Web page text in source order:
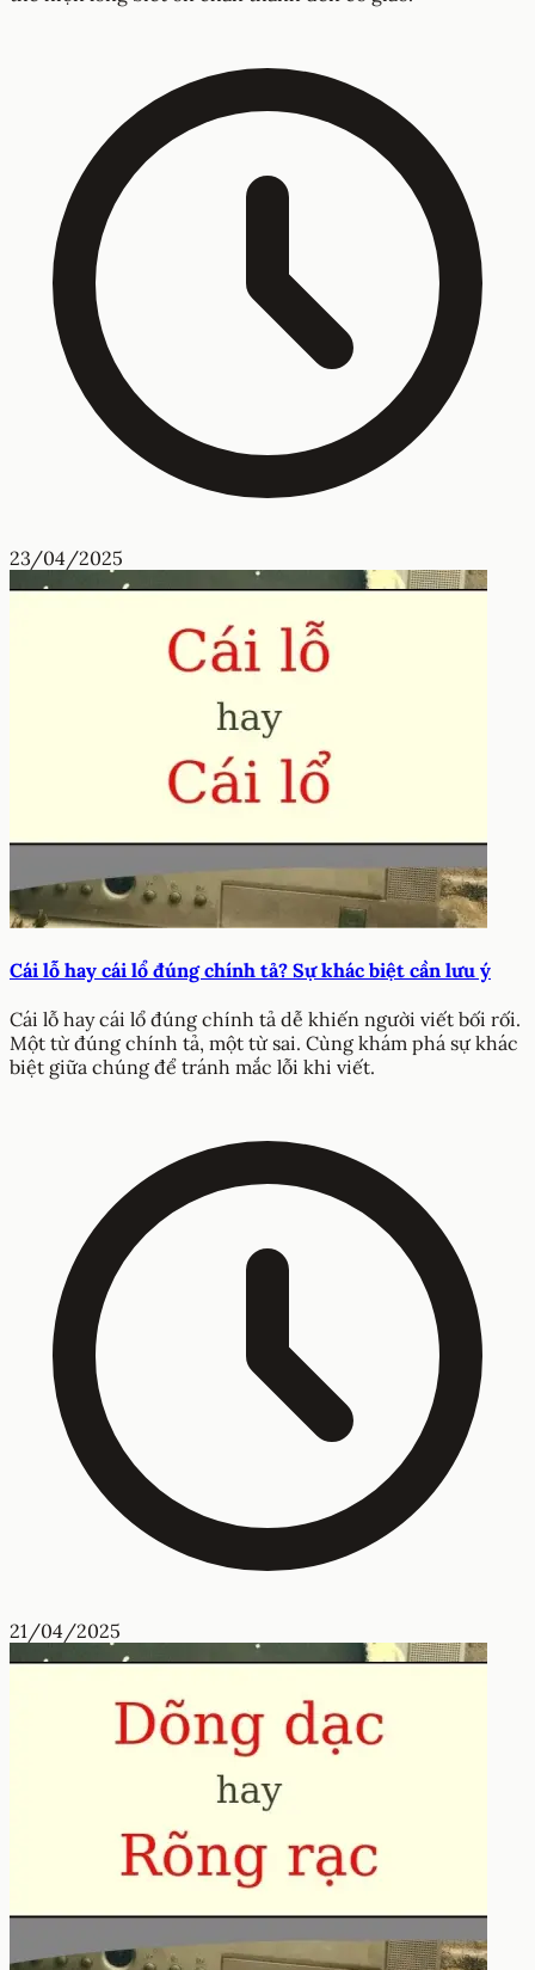
23/04/2025
Cái lỗ hay cái lổ đúng chính tả? Sự khác biệt cần lưu ý
Cái lỗ hay cái lổ đúng chính tả dễ khiến người viết bối rối.
Một từ đúng chính tả, một từ sai. Cùng khám phá sự khác
biệt giữa chúng để tránh mắc lỗi khi viết.
21/04/2025